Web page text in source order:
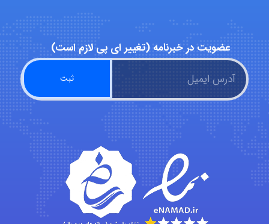
Jafar Tym
aghajari vahid
Poubakhtiari
Alirez0990
عضویت در خبرنامه (تغییر ای پی لازم است)